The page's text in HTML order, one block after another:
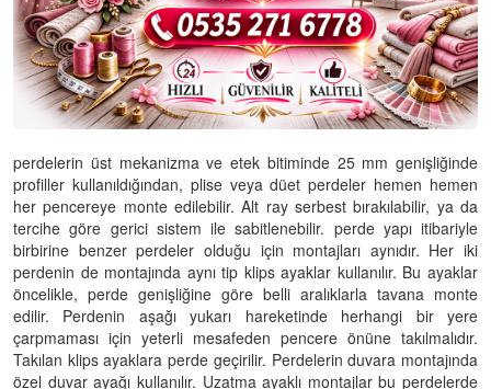
perdelerin üst mekanizma ve etek bitiminde 25 mm genişliğinde
profiller kullanıldığından, plise veya düet perdeler hemen hemen
her pencereye monte edilebilir. Alt ray serbest bırakılabilir, ya da
tercihe göre gerici sistem ile sabitlenebilir. perde yapı itibariyle
birbirine benzer perdeler olduğu için montajları aynıdır. Her iki
perdenin de montajında aynı tip klips ayaklar kullanılır. Bu ayaklar
öncelikle, perde genişliğine göre belli aralıklarla tavana monte
edilir. Perdenin aşağı yukarı hareketinde herhangi bir yere
çarpmaması için yeterli mesafeden pencere önüne takılmalıdır.
Takılan klips ayaklara perde geçirilir. Perdelerin duvara montajında
özel duvar ayağı kullanılır. Uzatma ayaklı montajlar bu perdelerde